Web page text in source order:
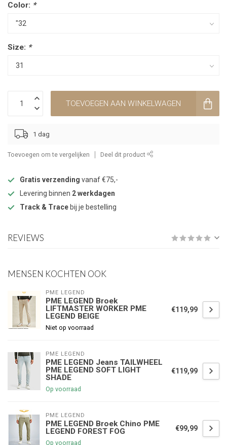
Color: *
Size: *
TOEVOEGEN AAN WINKELWAGEN
1 dag
Toevoegen om te vergelijken Deel dit product
Gratis verzending vanaf €75,-
Levering binnen 2 werkdagen
Track & Trace bij je bestelling
REVIEWS
MENSEN KOCHTEN OOK
PME LEGEND
PME LEGEND Broek
LIFTMASTER WORKER PME
LEGEND BEIGE
Niet op voorraad
€119,99
PME LEGEND
PME LEGEND Jeans TAILWHEEL
PME LEGEND SOFT LIGHT
SHADE
Op voorraad
€119,99
PME LEGEND
PME LEGEND Broek Chino PME
LEGEND FOREST FOG
Op voorraad
€99,99